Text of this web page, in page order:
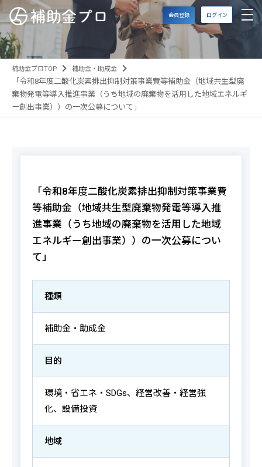
会員登録 ログイン
補助金プロTOP 補助金・助成金
「令和8年度二酸化炭素排出抑制対策事業費等補助金（地域共生型廃
棄物発電等導入推進事業（うち地域の廃棄物を活用した地域エネルギ
ー創出事業））の一次公募について」
「令和8年度二酸化炭素排出抑制対策事業費
等補助金（地域共生型廃棄物発電等導入推
進事業（うち地域の廃棄物を活用した地域
エネルギー創出事業））の一次公募につい
て」
種類
補助金・助成金
目的
環境・省エネ・SDGs、経営改善・経営強
化、設備投資
地域